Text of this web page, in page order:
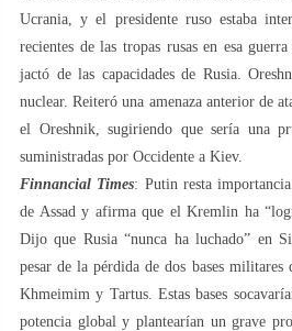
Ucrania, y el presidente ruso estaba
recientes de las tropas rusas en esa
jactó de las capacidades de Rusia.
nuclear. Reiteró una amenaza anterior de
el Oreshnik, sugiriendo que sería una
suministradas por Occidente a Kiev.
Finnancial Times: Putin resta
de Assad y afirma que el Kremlin ha
Dijo que Rusia “nunca ha luchado” en
pesar de la pérdida de dos bases militares
Khmeimim y Tartus. Estas bases
potencia global y plantearían un grave